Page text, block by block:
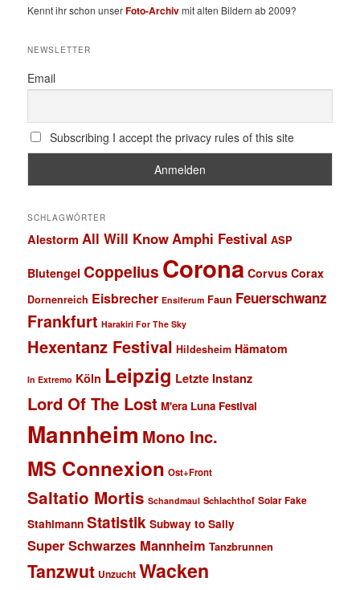
Kennt ihr schon unserFoto-Archivmit alten Bildern ab 2009?
NEWSLETTER
Email
Subscribing I accept the privacy rules of this site
SCHLAGWÖRTER
Alestorm All Will KnowAmphi Festival ASP
Blutengel Coppelius Corona Corvus Corax
Dornenreich Eisbrecher Ensiferum Faun Feuerschwanz
Frankfurt Harakiri For The Sky
Hexentanz Festival Hildesheim Hämatom
In Extremo Köln Leipzig Letzte Instanz
Lord Of The Lost M'era Luna Festival
Mannheim Mono Inc.
MS Connexion Ost+Front
Saltatio Mortis Schandmaul Schlachthof Solar Fake
Stahlmann Statistik Subway to Sally
Super Schwarzes Mannheim Tanzbrunnen
Tanzwut Unzucht Wacken